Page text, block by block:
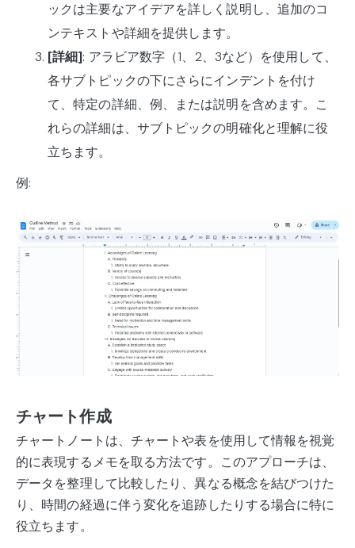
ックは主要なアイデアを詳しく説明し、追加のコ
ンテキストや詳細を提供します。
[詳細]: アラビア数字（1、2、3など）を使用して、
各サブトピックの下にさらにインデントを付け
て、特定の詳細、例、または説明を含めます。こ
れらの詳細は、サブトピックの明確化と理解に役
立ちます。
例:
チャート作成
チャートノートは、チャートや表を使用して情報を視覚
的に表現するメモを取る方法です。このアプローチは、
データを整理して比較したり、異なる概念を結びつけた
り、時間の経過に伴う変化を追跡したりする場合に特に
役立ちます。